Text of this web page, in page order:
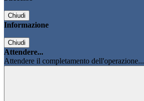
Chiudi
Informazione
Chiudi
Attendere...
Attendere il completamento dell'operazione...